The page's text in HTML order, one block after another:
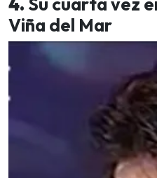
Viña del Mar